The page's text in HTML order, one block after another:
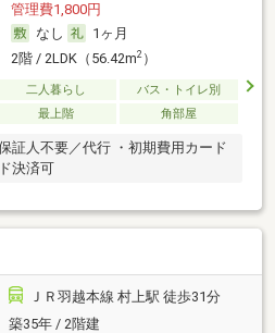
管理費1,800円
なし
1ヶ月
2階 / 2LDK（56.42m2）
二人暮らし
バス・トイレ別
最上階 角部屋
証人不要／代行 ・初期費用カード
決済可
ＪＲ羽越本線 村上駅 徒歩31分
築35年 / 2階建